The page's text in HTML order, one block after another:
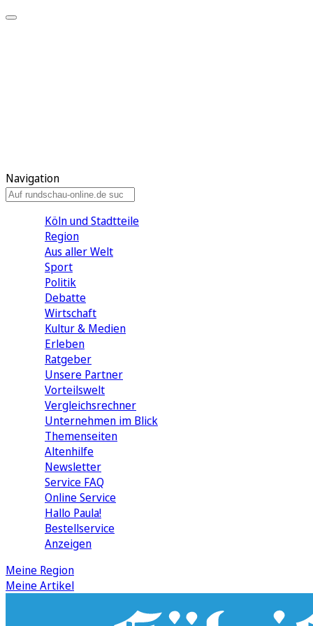
Navigation
Köln und Stadtteile
Region
Aus aller Welt
Sport
Politik
Debatte
Wirtschaft
Kultur & Medien
Erleben
Ratgeber
Unsere Partner
Vorteilswelt
Vergleichsrechner
Unternehmen im Blick
Themenseiten
Altenhilfe
Newsletter
Service FAQ
Online Service
Hallo Paula!
Bestellservice
Anzeigen
Meine Region
Meine Artikel